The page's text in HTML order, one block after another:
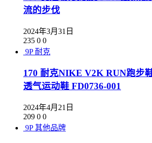
流的步伐
2024年3月31日
235 0 0
9P 耐克
170 耐克NIKE V2K RUN跑步
透气运动鞋 FD0736-001
2024年4月21日
209 0 0
9P 其他品牌